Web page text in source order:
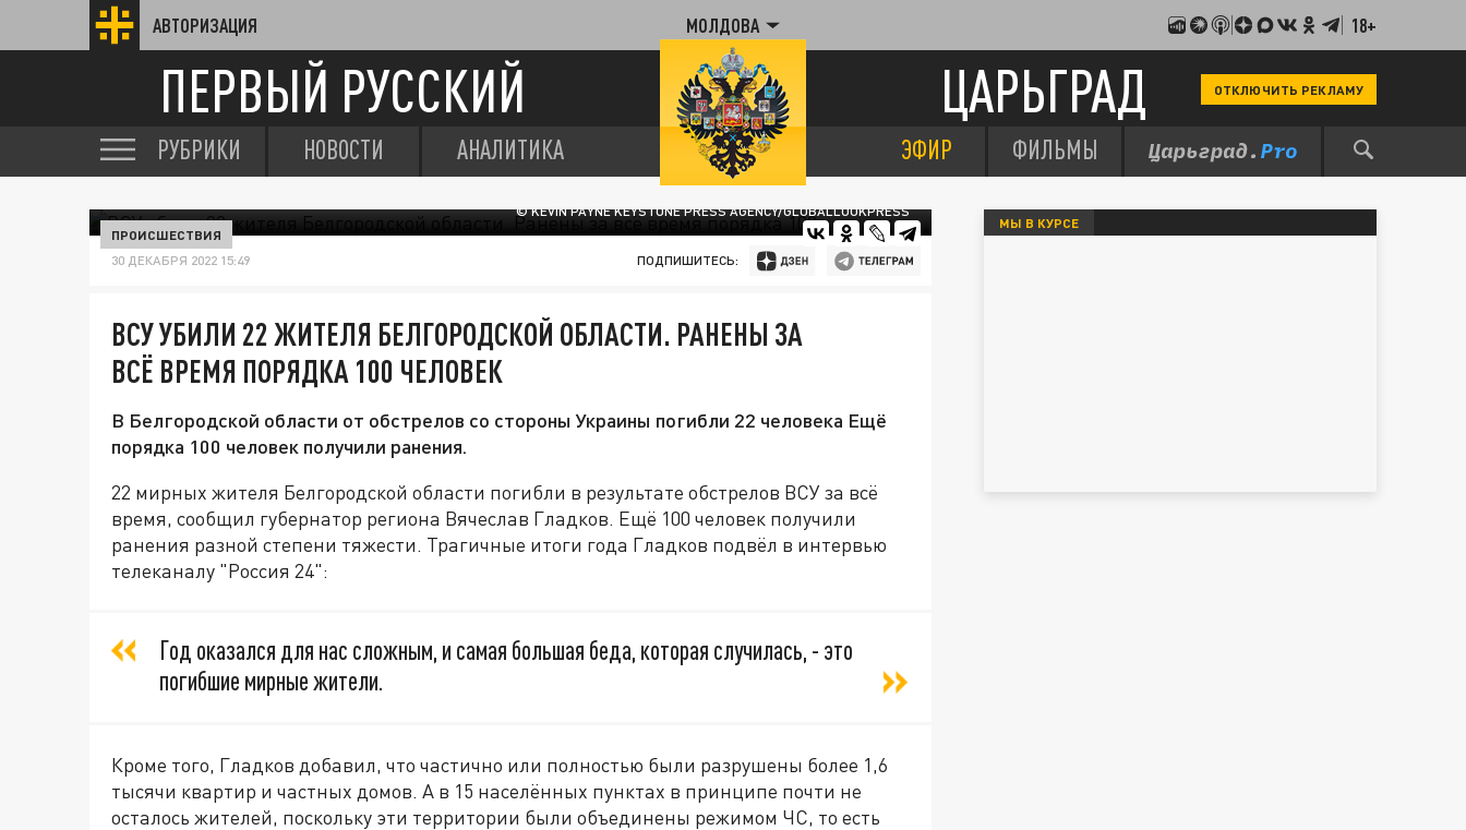
АВТОРИЗАЦИЯ МОЛДОВА 18+
ПЕРВЫЙ РУССКИЙ ЦАРЬГРАД ОТКЛЮЧИТЬ РЕКЛАМУ
РУБРИКИ НОВОСТИ АНАЛИТИКА ЭФИР ФИЛЬМЫ
© KEVIN PAYNE KEYSTONE PRESS AGENCY/GLOBALLOOKPRESS
ПРОИСШЕСТВИЯ
30 ДЕКАБРЯ 2022 15:49 ПОДПИШИТЕСЬ:
ВСУ УБИЛИ 22 ЖИТЕЛЯ БЕЛГОРОДСКОЙ ОБЛАСТИ. РАНЕНЫ ЗА
ВСЁ ВРЕМЯ ПОРЯДКА 100 ЧЕЛОВЕК
В Белгородской области от обстрелов со стороны Украины погибли 22 человека Ещё
порядка 100 человек получили ранения.
22 мирных жителя Белгородской области погибли в результате обстрелов ВСУ за всё
время, сообщил губернатор региона Вячеслав Гладков. Ещё 100 человек получили
ранения разной степени тяжести. Трагичные итоги года Гладков подвёл в интервью
телеканалу "Россия 24":
Год оказался для нас сложным, и самая большая беда, которая случилась, - это
погибшие мирные жители.
Кроме того, Гладков добавил, что частично или полностью были разрушены более 1,6
тысячи квартир и частных домов. А в 15 населённых пунктах в принципе почти не
осталось жителей, поскольку эти территории были объединены режимом ЧС, то есть
МЫ В КУРСЕ